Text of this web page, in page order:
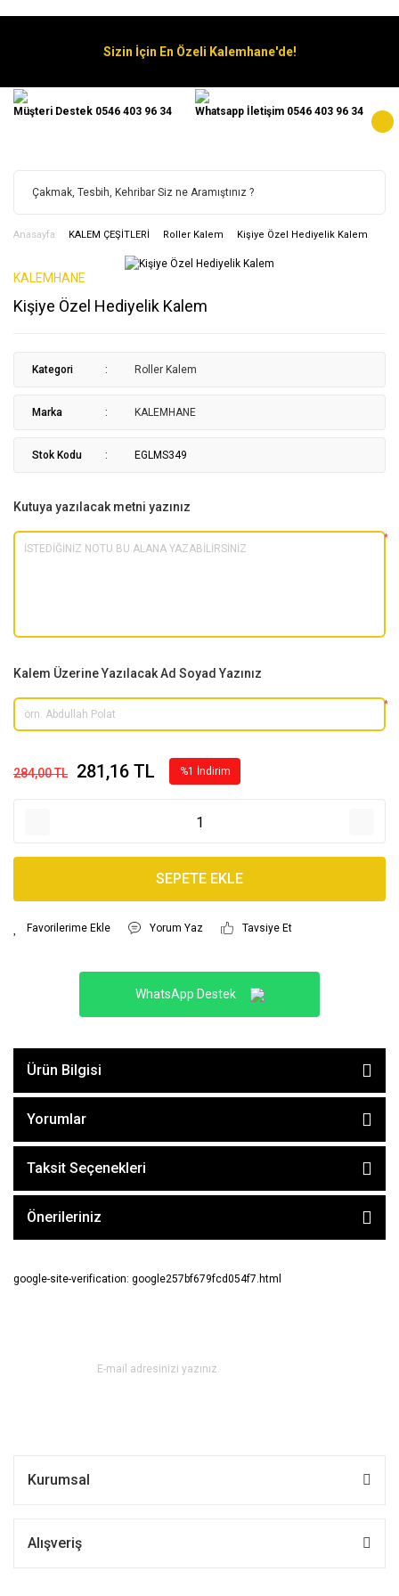
Sizin İçin En Özeli Kalemhane'de!
Müşteri Destek 0546 403 96 34 Whatsapp İletişim 0546 403 96 34
Anasayfa KALEM ÇEŞİTLERİ Roller Kalem Kişiye Özel Hediyelik Kalem
KALEMHANE
Kişiye Özel Hediyelik Kalem
Kategori Roller Kalem
Marka KALEMHANE
Stok Kodu EGLMS349
Kutuya yazılacak metni yazınız
*
Kalem Üzerine Yazılacak Ad Soyad Yazınız
*
284,00 TL 281,16 TL %1 İndirim
SEPETE EKLE
Yorum Yaz Tavsiye Et
WhatsApp Destek
Ürün Bilgisi
Yorumlar
Taksit Seçenekleri
Önerileriniz
google-site-verification: google257bf679fcd054f7.html
Kurumsal
Alışveriş